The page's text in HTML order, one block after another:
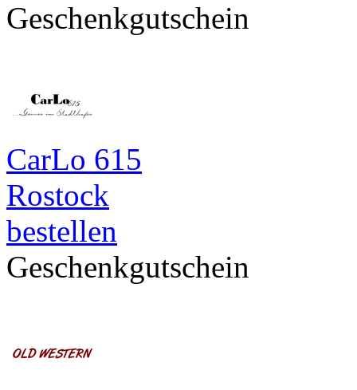
Geschenkgutschein
CarLo 615
Rostock
bestellen
Geschenkgutschein